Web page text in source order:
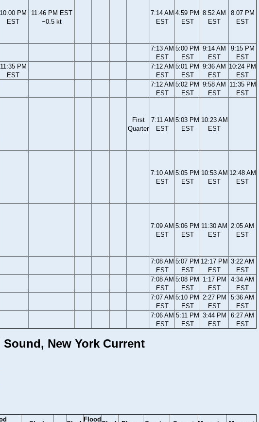
10:00 PM
EST
11:46 PM EST
−0.5 kt
7:14 AM
EST
4:59 PM
EST
8:52 AM
EST
8:07 PM
EST
7:13 AM
EST
5:00 PM
EST
9:14 AM
EST
9:15 PM
EST
11:35 PM
EST
7:12 AM
EST
5:01 PM
EST
9:36 AM
EST
10:24 PM
EST
7:12 AM
EST
5:02 PM
EST
9:58 AM
EST
11:35 PM
EST
First
Quarter
7:11 AM
EST
5:03 PM
EST
10:23 AM
EST
7:10 AM
EST
5:05 PM
EST
10:53 AM
EST
12:48 AM
EST
7:09 AM
EST
5:06 PM
EST
11:30 AM
EST
2:05 AM
EST
7:08 AM
EST
5:07 PM
EST
12:17 PM
EST
3:22 AM
EST
7:08 AM
EST
5:08 PM
EST
1:17 PM
EST
4:34 AM
EST
7:07 AM
EST
5:10 PM
EST
2:27 PM
EST
5:36 AM
EST
7:06 AM
EST
5:11 PM
EST
3:44 PM
EST
6:27 AM
EST
New York Current
Flood